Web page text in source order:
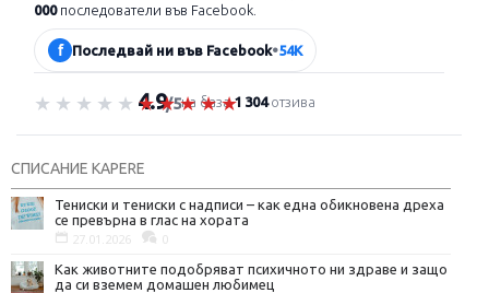
000последователи във Facebook.
f Последвай ни във Facebook•54K
Оценка 4.9 от 5
4.9/5на база1 304отзива
СПИСАНИЕ KAPERE
Тениски и тениски с надписи – как една обикновена дреха
се превърна в глас на хората
27.01.2026 0
Как животните подобряват психичното ни здраве и защо
да си вземем домашен любимец